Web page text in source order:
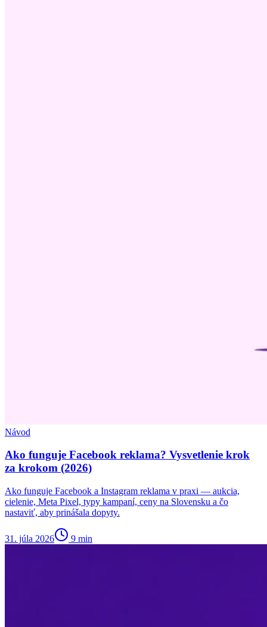
Návod
Ako funguje Facebook reklama? Vysvetlenie krok
za krokom (2026)
Ako funguje Facebook a Instagram reklama v praxi — aukcia,
cielenie, Meta Pixel, typy kampaní, ceny na Slovensku a čo
nastaviť, aby prinášala dopyty.
31. júla 2026 9 min